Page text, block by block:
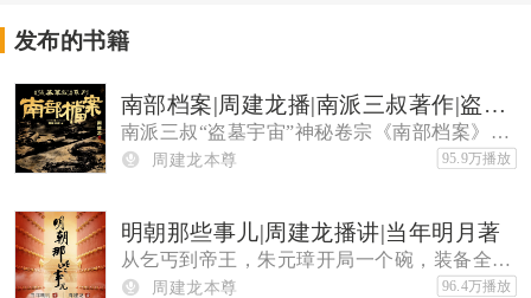
发布的书籍
南部档案|周建龙播|南派三叔著作|盗墓笔记前传
南派三叔“盗墓宇宙”神秘卷宗《南部档案》。周建龙演播，带你深入南洋迷雾，破解深海奇案，揭开张家档案馆被尘封的诡秘往事。
周建龙本尊 95.9万播放
明朝那些事儿|周建龙播讲|当年明月著
从乞丐到帝王，朱元璋开局一个碗，装备全靠打。面对陈友谅、张士诚两大强敌，他如何从濠州城起步，一步步定计龙湾、血战鄱阳，最
周建龙本尊 96.4万播放